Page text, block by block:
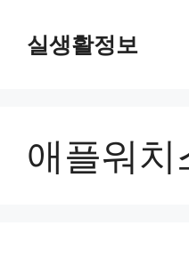
실생활정보
애플워치